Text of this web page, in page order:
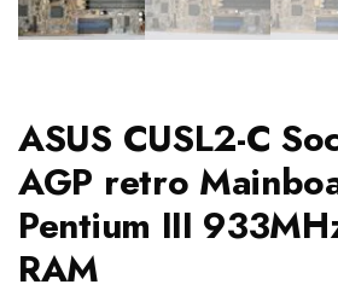
ASUS CUSL2-C
AGP retro
Pentium III
RAM